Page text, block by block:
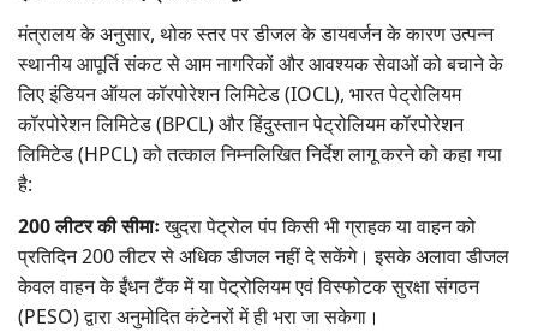
मंत्रालय के अनुसार, थोक स्तर पर डीजल के डायवर्जन के कारण उत्पन्न
स्थानीय आपूर्ति संकट से आम नागरिकों और आवश्यक सेवाओं को बचाने के
लिए इंडियन ऑयल कॉरपोरेशन लिमिटेड (IOCL), भारत पेट्रोलियम
कॉरपोरेशन लिमिटेड (BPCL) और हिंदुस्तान पेट्रोलियम कॉरपोरेशन
लिमिटेड (HPCL) को तत्काल निम्नलिखित निर्देश लागू करने को कहा गया
है:
200 लीटर की सीमाःखुदरा पेट्रोल पंप किसी भी ग्राहक या वाहन को
प्रतिदिन 200 लीटर से अधिक डीजल नहीं दे सकेंगे। इसके अलावा डीजल
केवल वाहन के ईंधन टैंक में या पेट्रोलियम एवं विस्फोटक सुरक्षा संगठन
(PESO) द्वारा अनुमोदित कंटेनरों में ही भरा जा सकेगा।